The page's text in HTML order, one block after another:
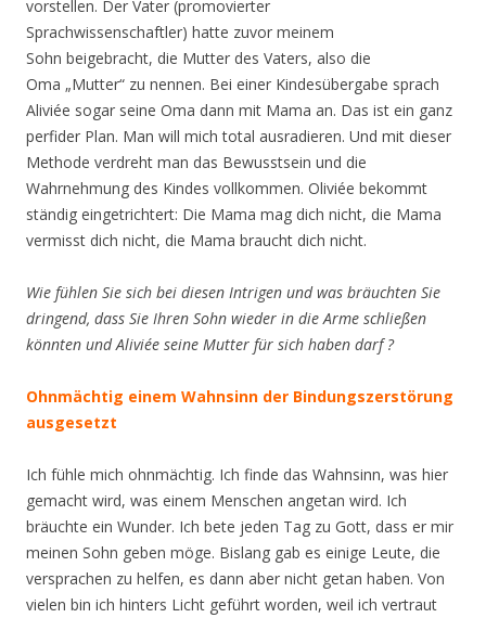
vorstellen. Der Vater (promovierter
Sprachwissenschaftler) hatte zuvor meinem
Sohn beigebracht, die Mutter des Vaters, also die
Oma „Mutter“ zu nennen. Bei einer Kindesübergabe sprach
Aliviée sogar seine Oma dann mit Mama an. Das ist ein ganz
perfider Plan. Man will mich total ausradieren. Und mit dieser
Methode verdreht man das Bewusstsein und die
Wahrnehmung des Kindes vollkommen. Oliviée bekommt
ständig eingetrichtert: Die Mama mag dich nicht, die Mama
vermisst dich nicht, die Mama braucht dich nicht.
Wie fühlen Sie sich bei diesen Intrigen und was bräuchten Sie
dringend, dass Sie Ihren Sohn wieder in die Arme schließen
könnten und Aliviée seine Mutter für sich haben darf ?
Ohnmächtig einem Wahnsinn der Bindungszerstörung
ausgesetzt
Ich fühle mich ohnmächtig. Ich finde das Wahnsinn, was hier
gemacht wird, was einem Menschen angetan wird. Ich
bräuchte ein Wunder. Ich bete jeden Tag zu Gott, dass er mir
meinen Sohn geben möge. Bislang gab es einige Leute, die
versprachen zu helfen, es dann aber nicht getan haben. Von
vielen bin ich hinters Licht geführt worden, weil ich vertraut